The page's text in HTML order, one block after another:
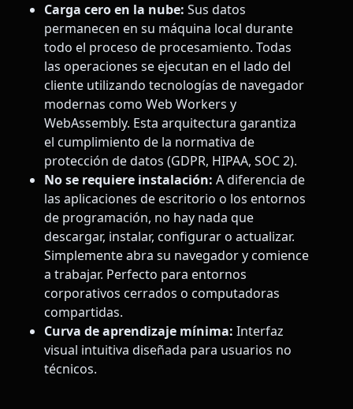
Carga cero en la nube: Sus datos
permanecen en su máquina local durante
todo el proceso de procesamiento. Todas
las operaciones se ejecutan en el lado del
cliente utilizando tecnologías de navegador
modernas como Web Workers y
WebAssembly. Esta arquitectura garantiza
el cumplimiento de la normativa de
protección de datos (GDPR, HIPAA, SOC 2).
No se requiere instalación: A diferencia de
las aplicaciones de escritorio o los entornos
de programación, no hay nada que
descargar, instalar, configurar o actualizar.
Simplemente abra su navegador y comience
a trabajar. Perfecto para entornos
corporativos cerrados o computadoras
compartidas.
Curva de aprendizaje mínima: Interfaz
visual intuitiva diseñada para usuarios no
técnicos.